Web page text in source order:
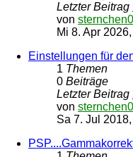
Letzter Beitrag
von
Mi 8. Apr
Einstellungen für
1 Themen
0 Beiträge
Letzter Beitrag
von
Sa 7. Jul